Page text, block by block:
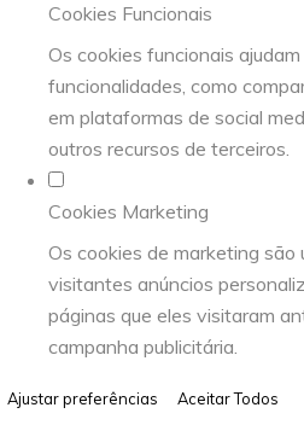
Cookies Funcionais
Os cookies funcionais
funcionalidades, como
em plataformas de social
outros recursos de terceiros.
Cookies Marketing
Os cookies de marketing
visitantes anúncios
páginas que eles visitaram
campanha publicitária.
Ajustar preferências Aceitar Todos